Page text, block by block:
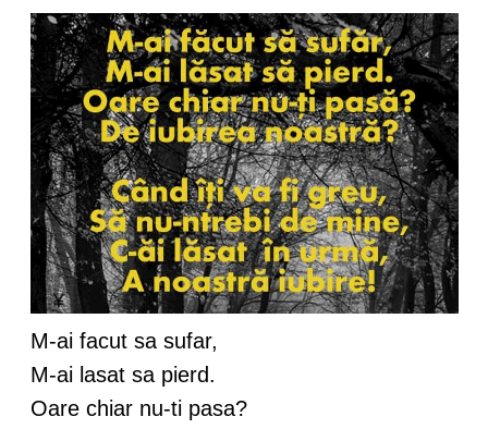
M-ai facut sa sufar,
M-ai lasat sa pierd.
Oare chiar nu-ti pasa?